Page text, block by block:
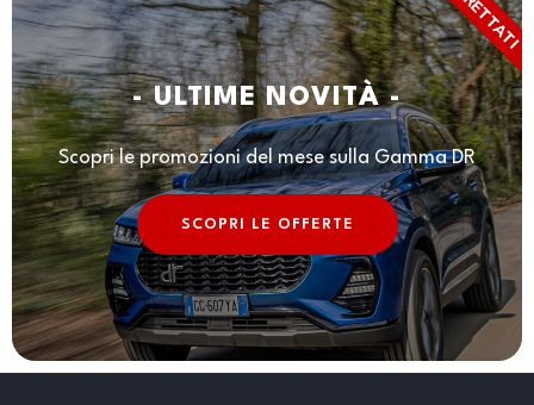
- ULTIME NOVITÀ -
Scopri le promozioni del mese sulla Gamma DR
SCOPRI LE OFFERTE